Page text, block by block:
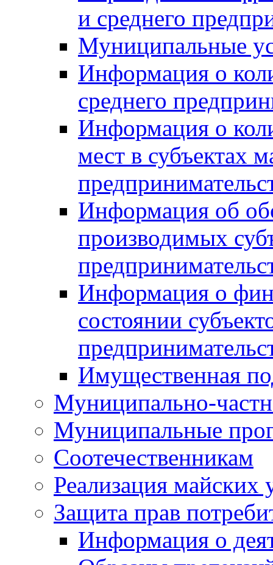
и среднего
Муниципальные
Информация о
среднего
Информация о
мест в субъектах
Информация об
производимых
Информация о
состоянии
Имущественная
Муниципально-
Муниципальные
Соотечественникам
Реализация майских
Защита прав
Информация о